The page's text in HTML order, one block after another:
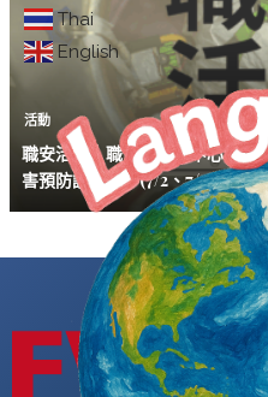
Thai
English
活動
職安活動｜職安署北區中心「缺
害預防說明會」(7/2、7/7、7/15)